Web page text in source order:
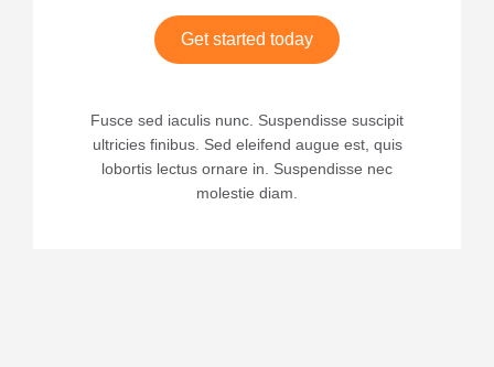
Get started today
Fusce sed iaculis nunc. Suspendisse suscipit
ultricies finibus. Sed eleifend augue est, quis
lobortis lectus ornare in. Suspendisse nec
molestie diam.